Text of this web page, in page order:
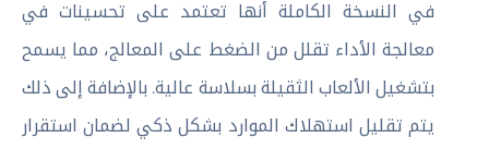
في النسخة الكاملة أنها تعتمد على تحسينات في
معالجة الأداء تقلل من الضغط على المعالج، مما يسمح
بتشغيل الألعاب الثقيلة بسلاسة عالية. بالإضافة إلى ذلك
يتم تقليل استهلاك الموارد بشكل ذكي لضمان استقرار